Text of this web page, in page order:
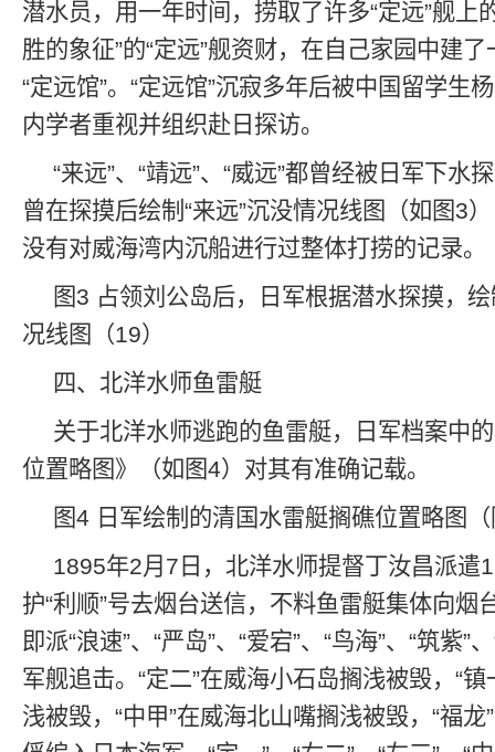
潜水员，用一年时间，捞取了许多“定远”舰上
胜的象征”的“定远”舰资财，在自己家园中建
“定远馆”。“定远馆”沉寂多年后被中国留学生
内学者重视并组织赴日探访。
“来远”、“靖远”、“威远”都曾经被日军下水
曾在探摸后绘制“来远”沉没情况线图（如图3
没有对威海湾内沉船进行过整体打捞的记录。
图3 占领刘公岛后，日军根据潜水探摸，
况线图（19）
四、北洋水师鱼雷艇
关于北洋水师逃跑的鱼雷艇，日军档案中
位置略图》（如图4）对其有准确记载。
图4 日军绘制的清国水雷艇搁礁位置略图
1895年2月7日，北洋水师提督丁汝昌派遣
护“利顺”号去烟台送信，不料鱼雷艇集体向烟
即派“浪速”、“严岛”、“爱宕”、“鸟海”、“筑紫”
军舰追击。“定二”在威海小石岛搁浅被毁，“
浅被毁，“中甲”在威海北山嘴搁浅被毁，“福龙